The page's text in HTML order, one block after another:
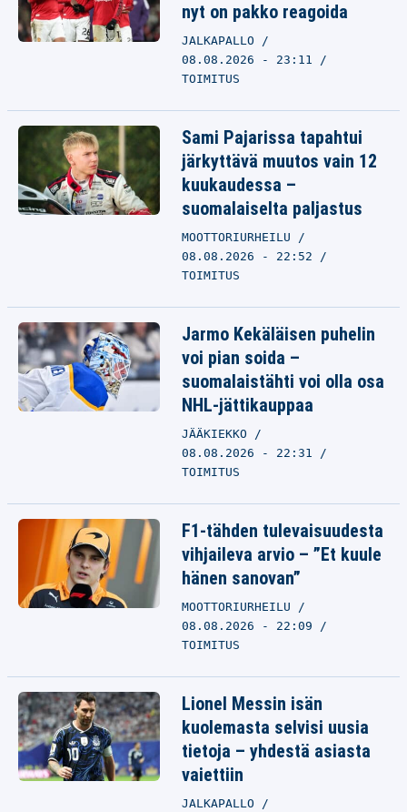
nyt on pakko reagoida
JALKAPALLO
08.08.2026 - 23:11
TOIMITUS
Sami Pajarissa tapahtui
järkyttävä muutos vain 12
kuukaudessa –
suomalaiselta paljastus
MOOTTORIURHEILU
08.08.2026 - 22:52
TOIMITUS
Jarmo Kekäläisen puhelin
voi pian soida –
suomalaistähti voi olla osa
NHL-jättikauppaa
JÄÄKIEKKO
08.08.2026 - 22:31
TOIMITUS
F1-tähden tulevaisuudesta
vihjaileva arvio – ”Et kuule
hänen sanovan”
MOOTTORIURHEILU
08.08.2026 - 22:09
TOIMITUS
Lionel Messin isän
kuolemasta selvisi uusia
tietoja – yhdestä asiasta
vaiettiin
JALKAPALLO